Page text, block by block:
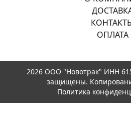
ОПЛАТА
2026 ООО "Новотрак" ИНН
защищены.
Политика